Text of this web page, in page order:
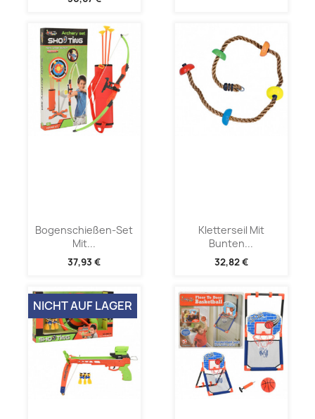
Bogenschießen-Set
Mit...
37,93 €
Kletterseil Mit
Bunten...
32,82 €
NICHT AUF LAGER